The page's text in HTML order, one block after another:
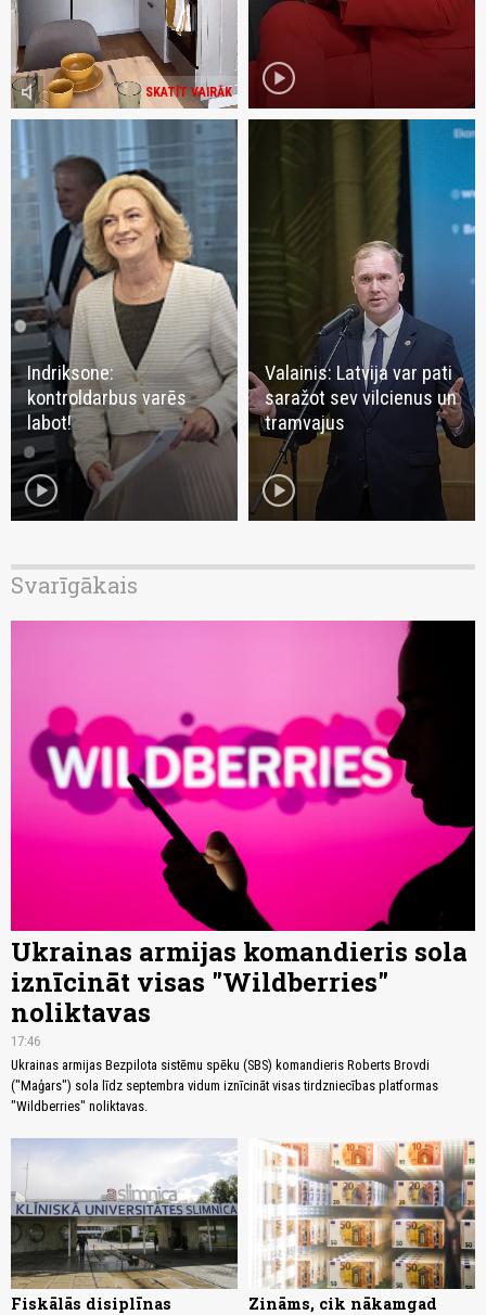
SKATĪT VAIRĀK
volume_mute play_circle
Indriksone:
kontroldarbus varēs
labot!
play_circle
Valainis: Latvija var pati
saražot sev vilcienus un
tramvajus
play_circle
Svarīgākais
Ukrainas armijas komandieris sola
iznīcināt visas "Wildberries"
noliktavas
17:46
Ukrainas armijas Bezpilota sistēmu spēku (SBS) komandieris Roberts Brovdi
("Maģars") sola līdz septembra vidum iznīcināt visas tirdzniecības platformas
"Wildberries" noliktavas.
Fiskālās disiplīnas
Zināms, cik nākamgad